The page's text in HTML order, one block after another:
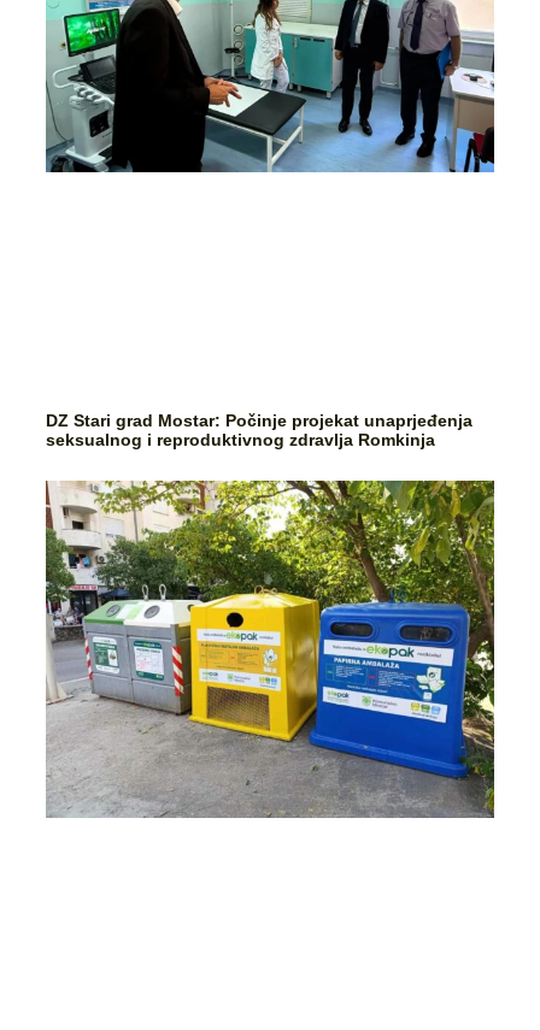
DZ Stari grad Mostar: Počinje projekat unaprjeđenja
seksualnog i reproduktivnog zdravlja Romkinja